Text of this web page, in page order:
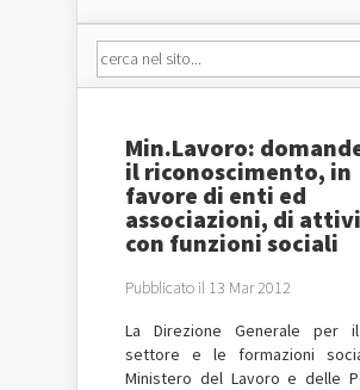
Min.Lavoro:
il riconoscimento, in
favore di enti ed
associazioni, di
con funzioni sociali
Pubblicato il 13 Mar 2012
La Direzione Generale per
settore e le formazioni
Ministero del Lavoro e delle